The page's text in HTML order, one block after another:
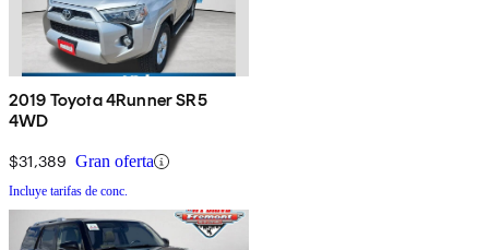
2019 Toyota 4Runner SR5
4WD
$31,389 Gran oferta
Incluye tarifas de conc.